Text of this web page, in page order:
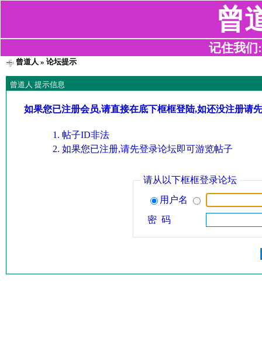
曾
记住我们
曾道人 » 论坛提示
曾道人 提示信息
如果您已注册会员,请直接在底下框框登陆,如还没注册请
帖子ID非法
如果您已注册,请先登录论坛即可游览帖子
请从以下框框登录论坛
用户名
密 码